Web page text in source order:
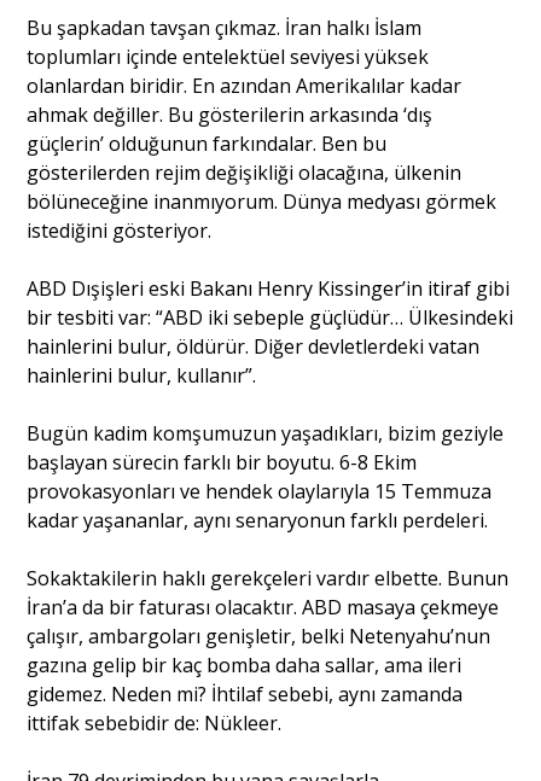
Bu şapkadan tavşan çıkmaz. İran halkı İslam
toplumları içinde entelektüel seviyesi yüksek
olanlardan biridir. En azından Amerikalılar kadar
ahmak değiller. Bu gösterilerin arkasında ‘dış
güçlerin’ olduğunun farkındalar. Ben bu
gösterilerden rejim değişikliği olacağına, ülkenin
bölüneceğine inanmıyorum. Dünya medyası görmek
istediğini gösteriyor.
ABD Dışişleri eski Bakanı Henry Kissinger’in itiraf gibi
bir tesbiti var: “ABD iki sebeple güçlüdür… Ülkesindeki
hainlerini bulur, öldürür. Diğer devletlerdeki vatan
hainlerini bulur, kullanır”.
Bugün kadim komşumuzun yaşadıkları, bizim geziyle
başlayan sürecin farklı bir boyutu. 6-8 Ekim
provokasyonları ve hendek olaylarıyla 15 Temmuza
kadar yaşananlar, aynı senaryonun farklı perdeleri.
Sokaktakilerin haklı gerekçeleri vardır elbette. Bunun
İran’a da bir faturası olacaktır. ABD masaya çekmeye
çalışır, ambargoları genişletir, belki Netenyahu’nun
gazına gelip bir kaç bomba daha sallar, ama ileri
gidemez. Neden mi? İhtilaf sebebi, aynı zamanda
ittifak sebebidir de: Nükleer.